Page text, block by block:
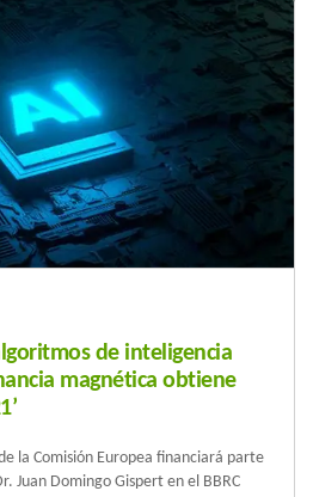
de inteligencia
magnética obtiene
la Comisión Europea financiará parte
Juan Domingo Gispert en el BBRC